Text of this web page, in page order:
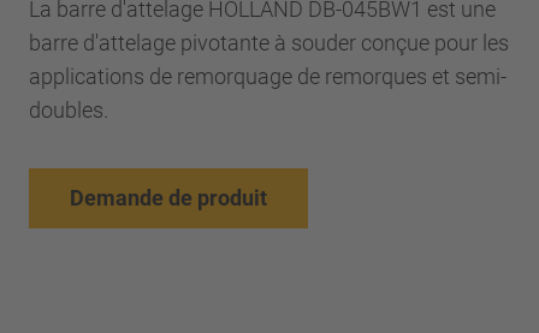
La barre d'attelage HOLLAND DB-045BW1 est une
barre d'attelage pivotante à souder conçue pour les
applications de remorquage de remorques et semi-
doubles.
Demande de produit